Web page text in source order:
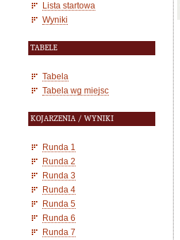
Lista startowa
Wyniki
TABELE
Tabela
Tabela wg miejsc
KOJARZENIA / WYNIKI
Runda 1
Runda 2
Runda 3
Runda 4
Runda 5
Runda 6
Runda 7